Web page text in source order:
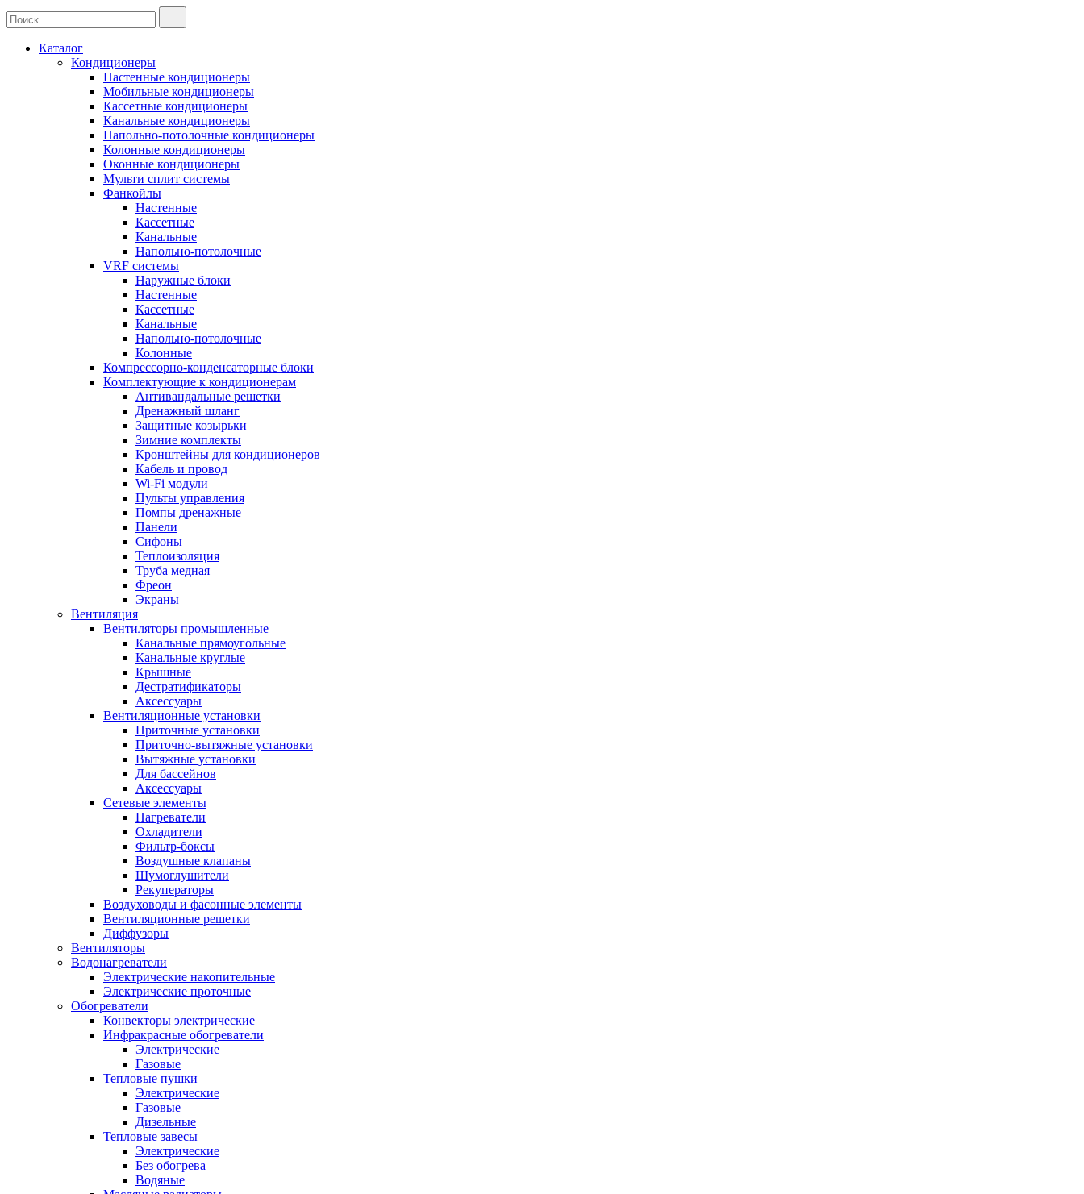
Каталог
Кондиционеры
Настенные кондиционеры
Мобильные кондиционеры
Кассетные кондиционеры
Канальные кондиционеры
Напольно-потолочные кондиционеры
Колонные кондиционеры
Оконные кондиционеры
Мульти сплит системы
Фанкойлы
Настенные
Кассетные
Канальные
Напольно-потолочные
VRF системы
Наружные блоки
Настенные
Кассетные
Канальные
Напольно-потолочные
Колонные
Компрессорно-конденсаторные блоки
Комплектующие к кондиционерам
Антивандальные решетки
Дренажный шланг
Защитные козырьки
Зимние комплекты
Кронштейны для кондиционеров
Кабель и провод
Wi-Fi модули
Пульты управления
Помпы дренажные
Панели
Сифоны
Теплоизоляция
Труба медная
Фреон
Экраны
Вентиляция
Вентиляторы промышленные
Канальные прямоугольные
Канальные круглые
Крышные
Дестратификаторы
Аксессуары
Вентиляционные установки
Приточные установки
Приточно-вытяжные установки
Вытяжные установки
Для бассейнов
Аксессуары
Сетевые элементы
Нагреватели
Охладители
Фильтр-боксы
Воздушные клапаны
Шумоглушители
Рекуператоры
Воздуховоды и фасонные элементы
Вентиляционные решетки
Диффузоры
Вентиляторы
Водонагреватели
Электрические накопительные
Электрические проточные
Обогреватели
Конвекторы электрические
Инфракрасные обогреватели
Электрические
Газовые
Тепловые пушки
Электрические
Газовые
Дизельные
Тепловые завесы
Электрические
Без обогрева
Водяные